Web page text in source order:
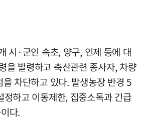
시·군인 속초, 양구, 인제 등에 대
을 발령하고 축산관련 종사자, 차량
차단하고 있다. 발생농장 반경 5
하고 이동제한, 집중소독과 긴급
다.